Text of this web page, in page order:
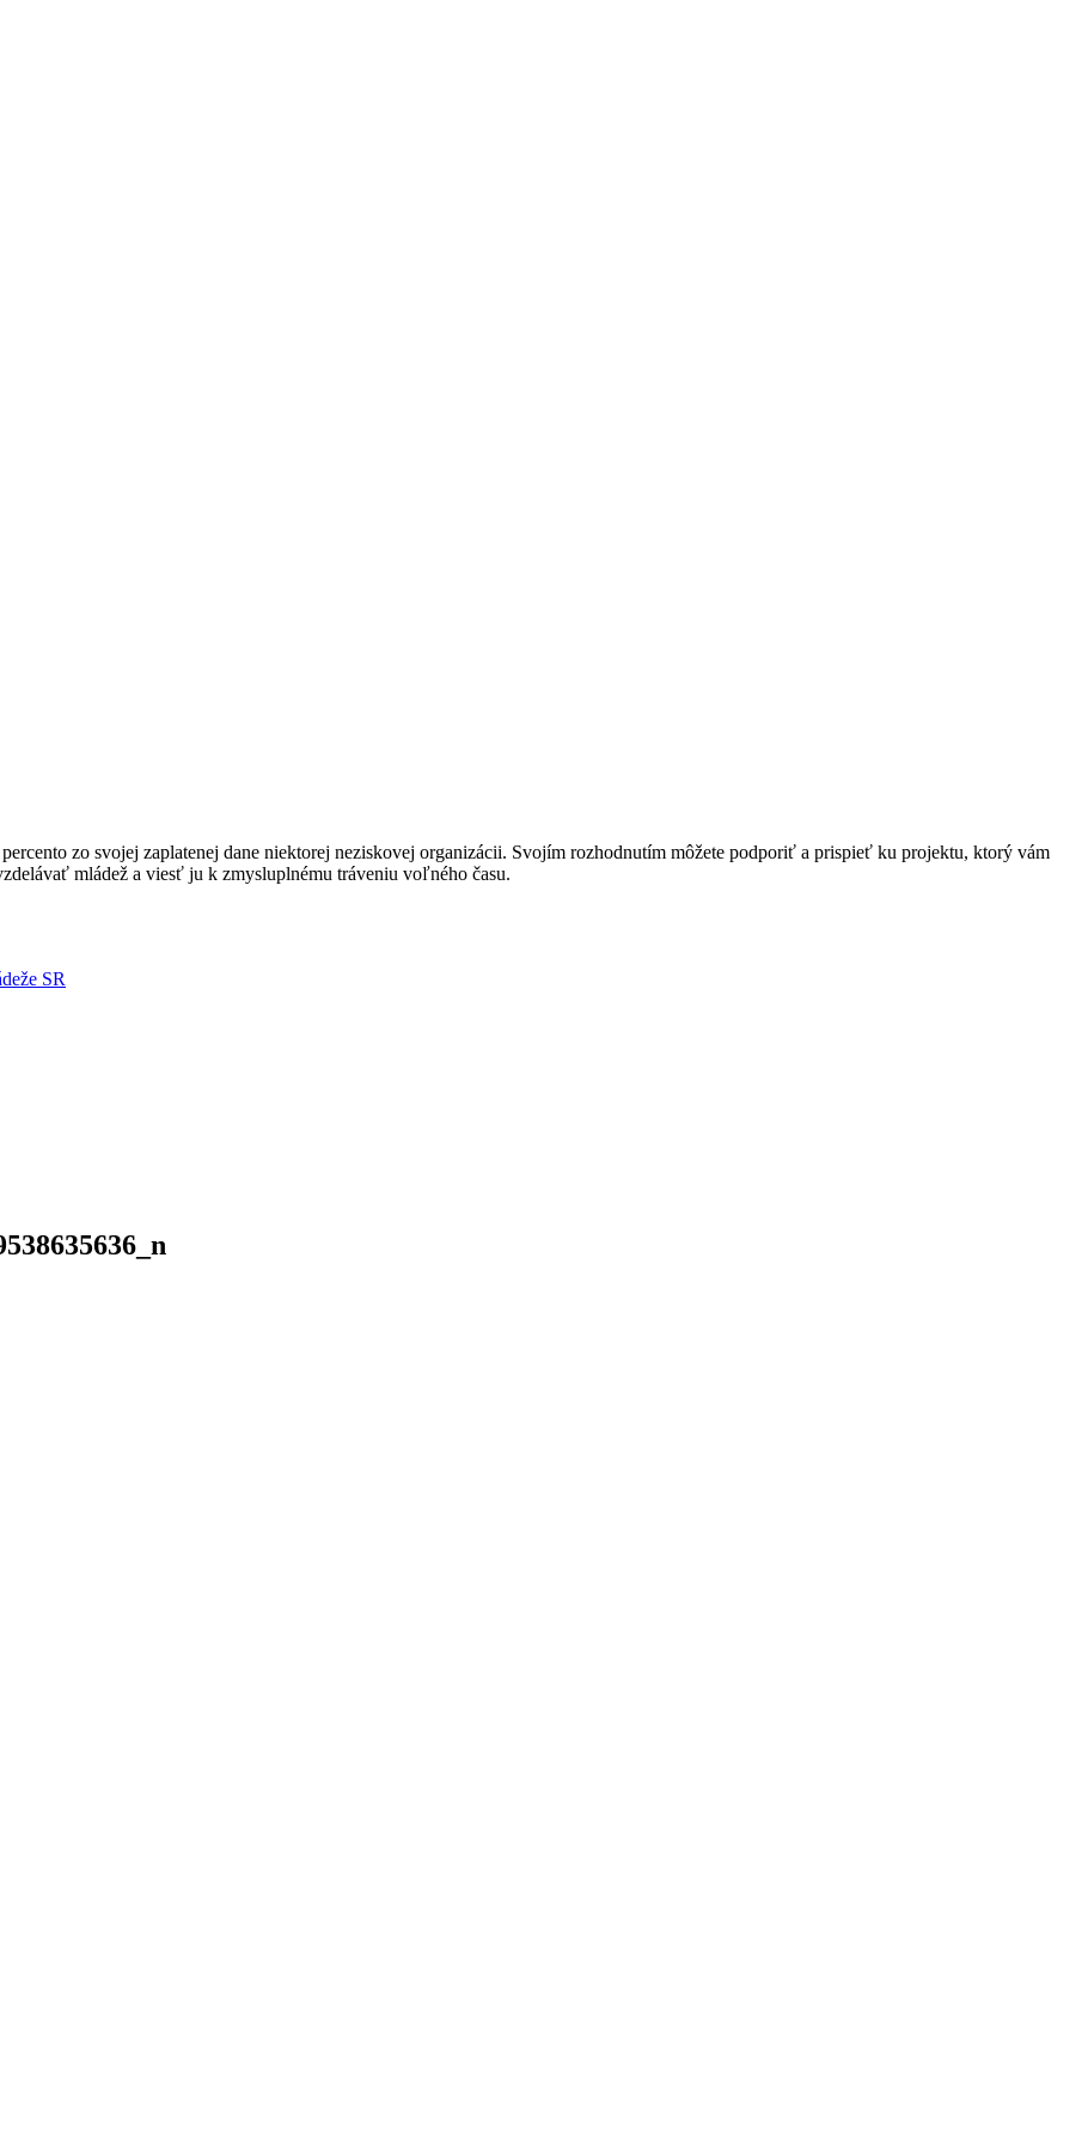
zo svojej zaplatenej dane niektorej neziskovej organizácii. Svojím rozhodnutím môžete podporiť a prispieť ku projektu, ktorý vám
mládež a viesť ju k zmysluplnému tráveniu voľného času.
SR